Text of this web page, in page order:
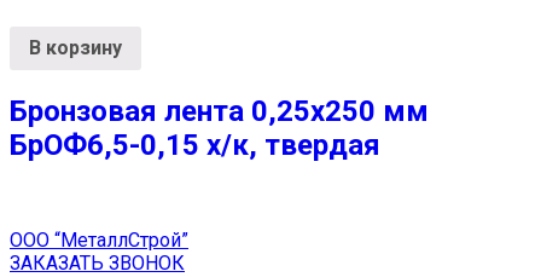
В корзину
Бронзовая лента 0,25х250 мм
БрОФ6,5-0,15 х/к, твердая
ООО “МеталлСтрой”
ЗАКАЗАТЬ ЗВОНОК